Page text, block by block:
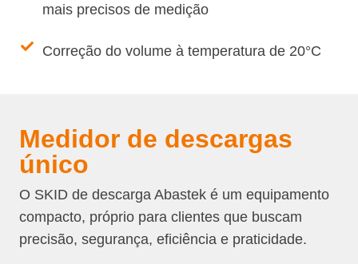
mais precisos de medição
Correção do volume à temperatura de 20°C
Medidor de descargas
único
O SKID de descarga Abastek é um equipamento
compacto, próprio para clientes que buscam
precisão, segurança, eficiência e praticidade.